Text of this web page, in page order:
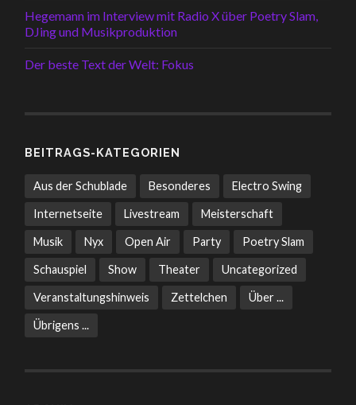
Hegemann im Interview mit Radio X über Poetry Slam,
DJing und Musikproduktion
Der beste Text der Welt: Fokus
BEITRAGS-KATEGORIEN
Aus der Schublade Besonderes Electro Swing
Internetseite Livestream Meisterschaft
Musik Nyx Open Air Party Poetry Slam
Schauspiel Show Theater Uncategorized
Veranstaltungshinweis Zettelchen Über ...
Übrigens ...